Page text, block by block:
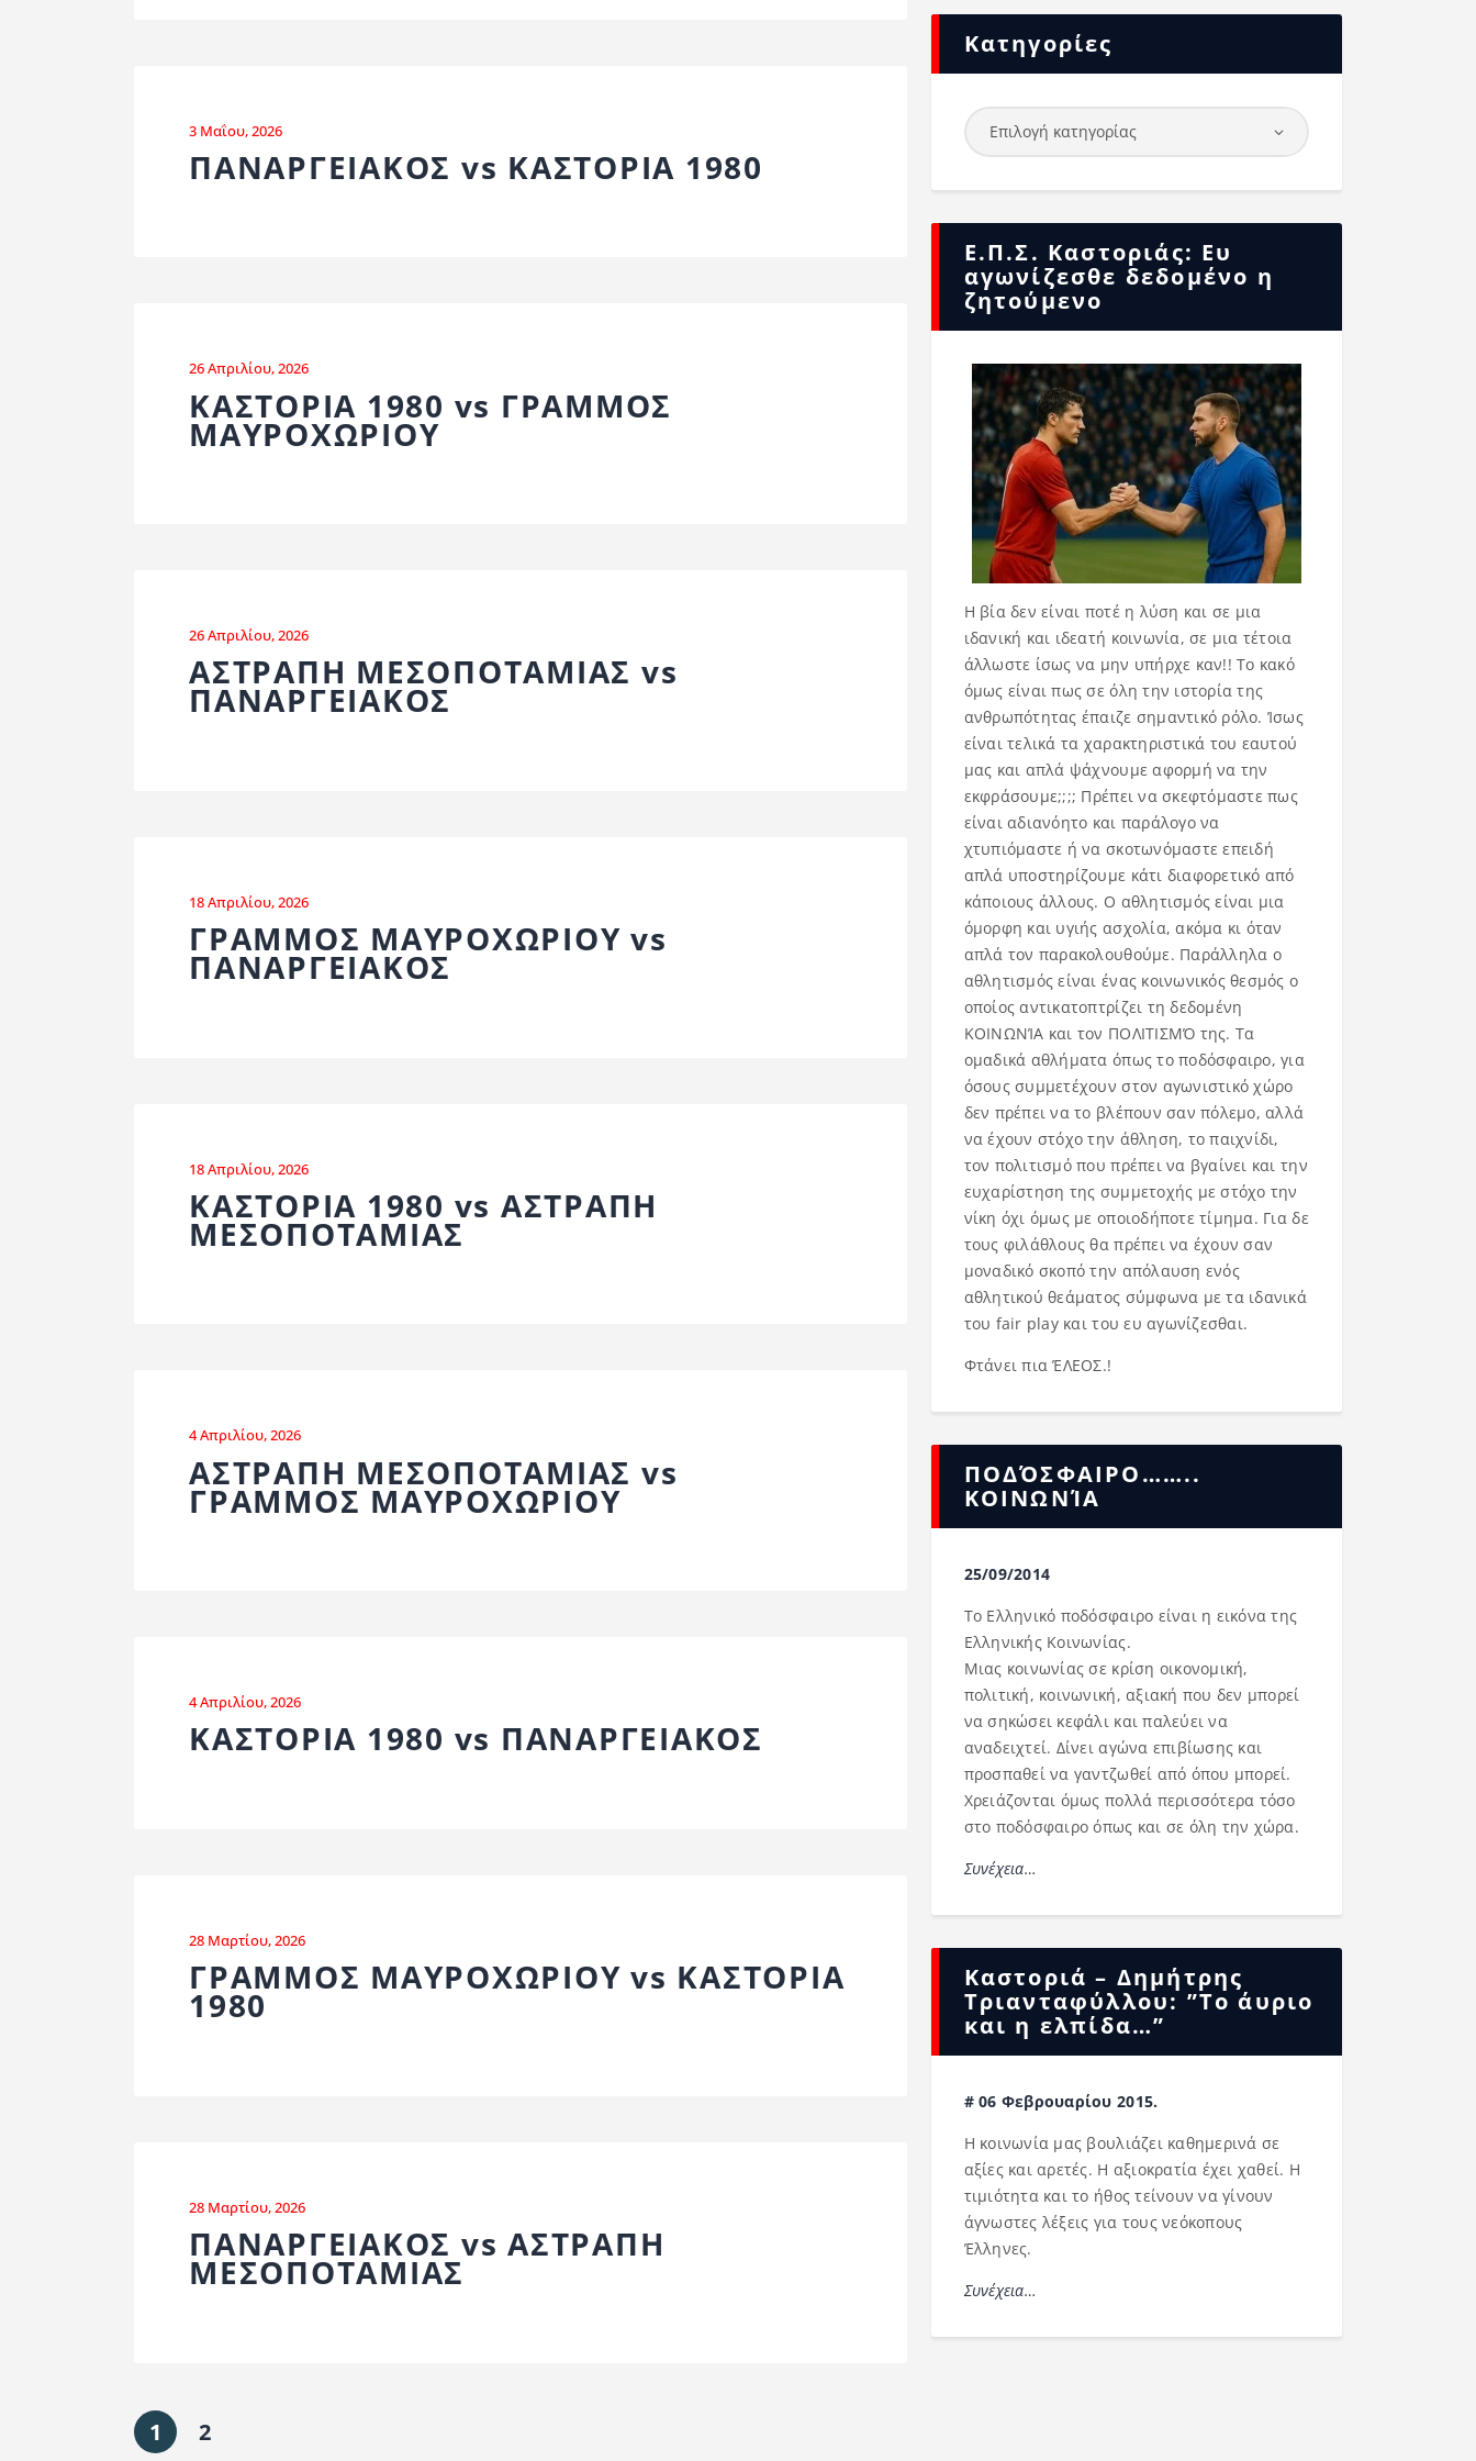
3 Μαΐου, 2026
ΠΑΝΑΡΓΕΙΑΚΟΣ vs ΚΑΣΤΟΡΙΑ 1980
26 Απριλίου, 2026
ΚΑΣΤΟΡΙΑ 1980 vs ΓΡΑΜΜΟΣ
ΜΑΥΡΟΧΩΡΙΟΥ
26 Απριλίου, 2026
ΑΣΤΡΑΠΗ ΜΕΣΟΠΟΤΑΜΙΑΣ vs
ΠΑΝΑΡΓΕΙΑΚΟΣ
18 Απριλίου, 2026
ΓΡΑΜΜΟΣ ΜΑΥΡΟΧΩΡΙΟΥ vs
ΠΑΝΑΡΓΕΙΑΚΟΣ
18 Απριλίου, 2026
ΚΑΣΤΟΡΙΑ 1980 vs ΑΣΤΡΑΠΗ
ΜΕΣΟΠΟΤΑΜΙΑΣ
4 Απριλίου, 2026
ΑΣΤΡΑΠΗ ΜΕΣΟΠΟΤΑΜΙΑΣ vs
ΓΡΑΜΜΟΣ ΜΑΥΡΟΧΩΡΙΟΥ
4 Απριλίου, 2026
ΚΑΣΤΟΡΙΑ 1980 vs ΠΑΝΑΡΓΕΙΑΚΟΣ
28 Μαρτίου, 2026
ΓΡΑΜΜΟΣ ΜΑΥΡΟΧΩΡΙΟΥ vs ΚΑΣΤΟΡΙΑ
1980
28 Μαρτίου, 2026
ΠΑΝΑΡΓΕΙΑΚΟΣ vs ΑΣΤΡΑΠΗ
ΜΕΣΟΠΟΤΑΜΙΑΣ
1 2
Κατηγορίες
Ε.Π.Σ. Καστοριάς: Ευ
αγωνίζεσθε δεδομένο η
ζητούμενο
Η βία δεν είναι ποτέ η λύση και σε μια
ιδανική και ιδεατή κοινωνία, σε μια τέτοια
άλλωστε ίσως να μην υπήρχε καν!! Το κακό
όμως είναι πως σε όλη την ιστορία της
ανθρωπότητας έπαιζε σημαντικό ρόλο. Ίσως
είναι τελικά τα χαρακτηριστικά του εαυτού
μας και απλά ψάχνουμε αφορμή να την
εκφράσουμε;;;; Πρέπει να σκεφτόμαστε πως
είναι αδιανόητο και παράλογο να
χτυπιόμαστε ή να σκοτωνόμαστε επειδή
απλά υποστηρίζουμε κάτι διαφορετικό από
κάποιους άλλους. Ο αθλητισμός είναι μια
όμορφη και υγιής ασχολία, ακόμα κι όταν
απλά τον παρακολουθούμε. Παράλληλα ο
αθλητισμός είναι ένας κοινωνικός θεσμός ο
οποίος αντικατοπτρίζει τη δεδομένη
ΚΟΙΝΩΝΊΑ και τον ΠΟΛΙΤΙΣΜΌ της. Τα
ομαδικά αθλήματα όπως το ποδόσφαιρο, για
όσους συμμετέχουν στον αγωνιστικό χώρο
δεν πρέπει να το βλέπουν σαν πόλεμο, αλλά
να έχουν στόχο την άθληση, το παιχνίδι,
τον πολιτισμό που πρέπει να βγαίνει και την
ευχαρίστηση της συμμετοχής με στόχο την
νίκη όχι όμως με οποιοδήποτε τίμημα. Για δε
τους φιλάθλους θα πρέπει να έχουν σαν
μοναδικό σκοπό την απόλαυση ενός
αθλητικού θεάματος σύμφωνα με τα ιδανικά
του fair play και του ευ αγωνίζεσθαι.
Φτάνει πια ΈΛΕΟΣ.!
ΠΟΔΌΣΦΑΙΡΟ……..
ΚΟΙΝΩΝΊΑ
25/09/2014
Το Ελληνικό ποδόσφαιρο είναι η εικόνα της
Ελληνικής Κοινωνίας.
Μιας κοινωνίας σε κρίση οικονομική,
πολιτική, κοινωνική, αξιακή που δεν μπορεί
να σηκώσει κεφάλι και παλεύει να
αναδειχτεί. Δίνει αγώνα επιβίωσης και
προσπαθεί να γαντζωθεί από όπου μπορεί.
Χρειάζονται όμως πολλά περισσότερα τόσο
στο ποδόσφαιρο όπως και σε όλη την χώρα.
Συνέχεια…
Καστοριά – Δημήτρης
Τριανταφύλλου: ”Το άυριο
και η ελπίδα…”
# 06 Φεβρουαρίου 2015.
Η κοινωνία μας βουλιάζει καθημερινά σε
αξίες και αρετές. Η αξιοκρατία έχει χαθεί. Η
τιμιότητα και το ήθος τείνουν να γίνουν
άγνωστες λέξεις για τους νεόκοπους
Έλληνες.
Συνέχεια…